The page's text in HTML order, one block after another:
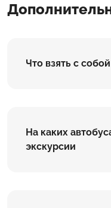
Что взять с собой
На каких
экскурсии